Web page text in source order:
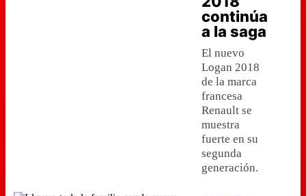
continúa
a la saga
El nuevo
Logan 2018
de la marca
francesa
Renault se
muestra
fuerte en su
segunda
generación.